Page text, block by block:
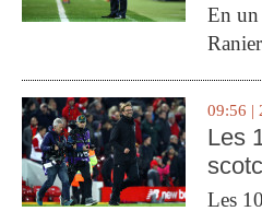
En un
09:56 |
Les
Les